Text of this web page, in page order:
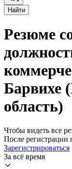
Найти
Резюме
Барвихе
область)
Чтобы видеть все
После
Зарегистрироваться
За всё время